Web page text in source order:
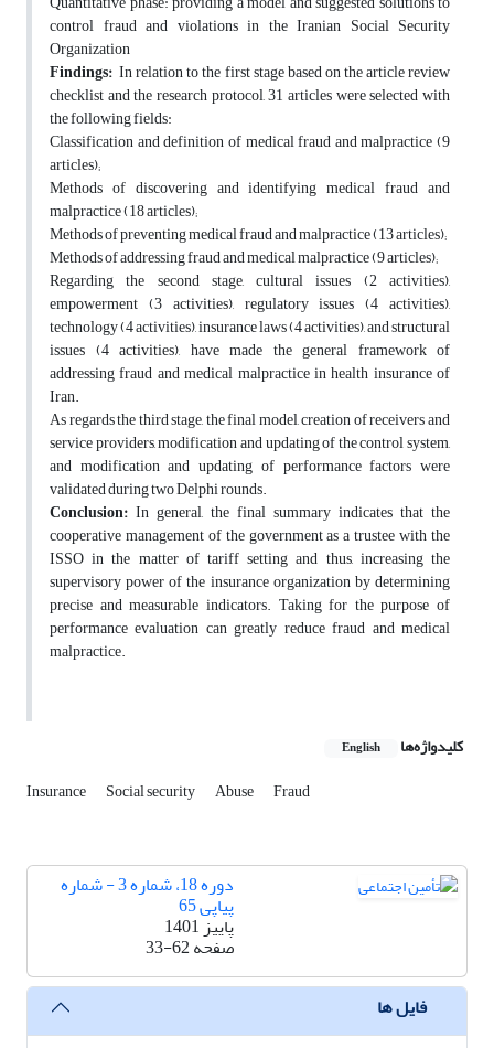
control fraud and violations in the Iranian Social Security
Organization
Findings: In relation to the first stage based on the article review
checklist and the research protocol, 31 articles were selected with
the following fields:
Classification and definition of medical fraud and malpractice (9
articles);
Methods of discovering and identifying medical fraud and
malpractice (18 articles);
Methods of preventing medical fraud and malpractice (13 articles);
Methods of addressing fraud and medical malpractice (9 articles);
Regarding the second stage, cultural issues (2 activities),
empowerment (3 activities), regulatory issues (4 activities),
technology (4 activities), insurance laws (4 activities), and structural
issues (4 activities), have made the general framework of
addressing fraud and medical malpractice in health insurance of
Iran.
As regards the third stage, the final model, creation of receivers and
service providers, modification and updating of the control system,
and modification and updating of performance factors were
validated during two Delphi rounds.
Conclusion: In general, the final summary indicates that the
cooperative management of the government as a trustee with the
ISSO in the matter of tariff setting and thus, increasing the
supervisory power of the insurance organization by determining
precise and measurable indicators. Taking for the purpose of
performance evaluation can greatly reduce fraud and medical
malpractice.
کلیدواژه‌ها English
Insurance Social security Abuse Fraud
دوره 18، شماره 3 - شماره
پیاپی 65
پاییز 1401
صفحه33-62
فایل ها